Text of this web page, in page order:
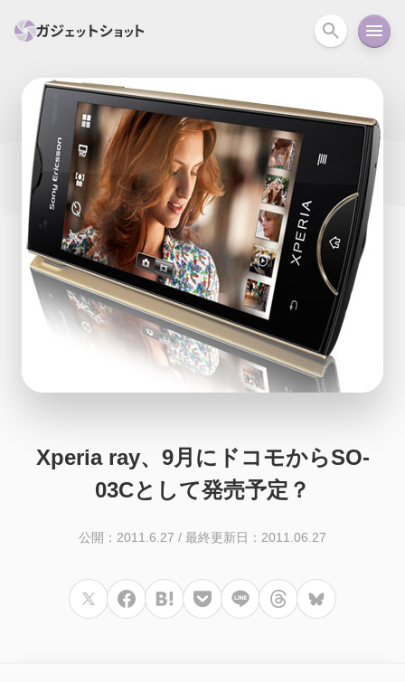
すべて スマホ PC関連 カメラ ウェア
セール情報 スマートホーム アクションカメラ カメラ
回線 iPhone iPad Mac Android コラム
ガイド ニュース オーディオ 周辺機器
Xperia ray、9月にドコモからSO-
03Cとして発売予定？
公開：2011.6.27 / 最終更新日：2011.06.27